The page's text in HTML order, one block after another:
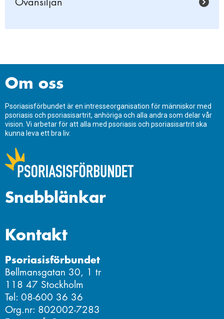
Om oss
Psoriasisförbundet är en intresseorganisation för människor med
psoriasis och psoriasisartrit, anhöriga och alla andra som delar vår
vision. Vi arbetar för att alla med psoriasis och psoriasisartrit ska
kunna leva ett bra liv.
Kontakt
Psoriasisförbundet
Bellmansgatan 30, 1 tr
118 47 Stockholm
Tel: 08-600 36 36
Org.nr: 802002-7283
Snabblänkar